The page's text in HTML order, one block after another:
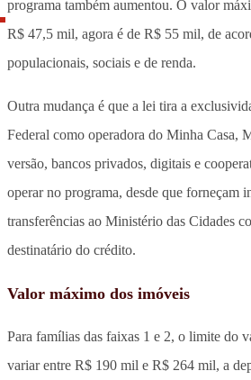
programa também aumentou. O valor
R$ 47,5 mil, agora é de R$ 55 mil, de
populacionais, sociais e de renda.
Outra mudança é que a lei tira a
Federal como operadora do Minha Casa,
versão, bancos privados, digitais e
operar no programa, desde que forneçam
transferências ao Ministério das Cidades
destinatário do crédito.
Valor máximo dos imóveis
Para famílias das faixas 1 e 2, o limite do
variar entre R$ 190 mil e R$ 264 mil, a